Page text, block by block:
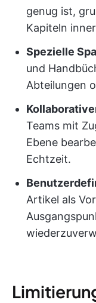
genug ist,
Kapiteln
Spezielle
und
Abteilungen
Teams mit
Ebene
Echtzeit.
Artikel als